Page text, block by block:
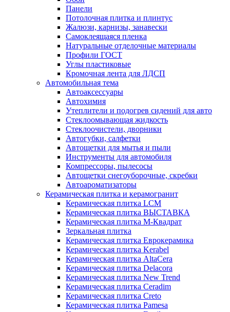
Панели
Потолочная плитка и плинтус
Жалюзи, карнизы, занавески
Самоклеящаяся пленка
Натуральные отделочные материалы
Профили ГОСТ
Углы пластиковые
Кромочная лента для ЛДСП
Автомобильная тема
Автоаксессуары
Автохимия
Утеплители и подогрев сидений для авто
Стеклоомывающая жидкость
Стеклоочистели, дворники
Автогубки, салфетки
Автощетки для мытья и пыли
Инструменты для автомобиля
Компрессоры, пылесосы
Автощетки снегоуборочные, скребки
Автоароматизаторы
Керамическая плитка и керамогранит
Керамическая плитка LCM
Керамическая плитка ВЫСТАВКА
Керамическая плитка М-Квадрат
Зеркальная плитка
Керамическая плитка Еврокерамика
Керамическая плитка Kerabel
Керамическая плитка AltaCera
Керамическая плитка Delacora
Керамическая плитка New Trend
Керамическая плитка Ceradim
Керамическая плитка Creto
Керамическая плитка Pamesa